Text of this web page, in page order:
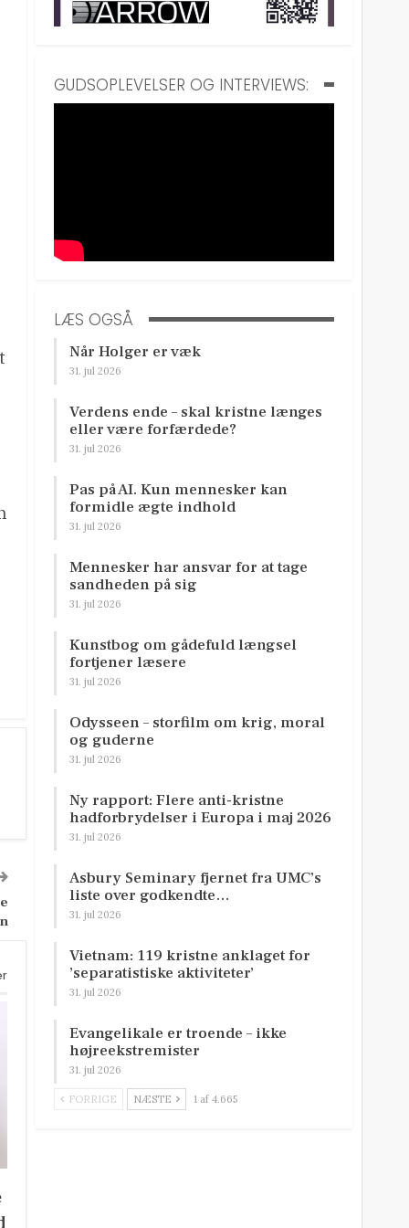
GUDSOPLEVELSER OG INTERVIEWS:
LÆS OGSÅ
Når Holger er væk
31. jul 2026
Verdens ende – skal kristne længes
eller være forfærdede?
31. jul 2026
Pas på AI. Kun mennesker kan
formidle ægte indhold
31. jul 2026
Mennesker har ansvar for at tage
sandheden på sig
31. jul 2026
Kunstbog om gådefuld længsel
fortjener læsere
31. jul 2026
Odysseen – storfilm om krig, moral
og guderne
31. jul 2026
Ny rapport: Flere anti-kristne
hadforbrydelser i Europa i maj 2026
31. jul 2026
Asbury Seminary fjernet fra UMC’s
liste over godkendte…
31. jul 2026
Vietnam: 119 kristne anklaget for
’separatistiske aktiviteter’
31. jul 2026
Evangelikale er troende – ikke
højreekstremister
31. jul 2026
FORRIGE NÆSTE 1 af 4.665